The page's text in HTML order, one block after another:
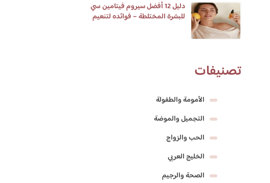
دليل 12 أفضل سيروم فيتامين سي
للبشرة المختلطة – فوائده لتنعيم
تصنيفات
الأمومة والطفولة
التجميل والموضة
الحب والزواج
الخليج العربي
الصحة والرجيم